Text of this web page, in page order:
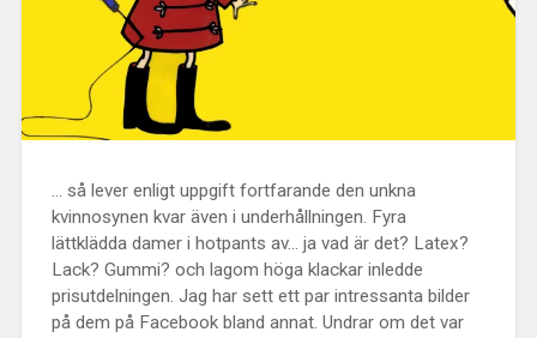
... så lever enligt uppgift fortfarande den unkna
kvinnosynen kvar även i underhållningen. Fyra
lättklädda damer i hotpants av... ja vad är det? Latex?
Lack? Gummi? och lagom höga klackar inledde
prisutdelningen. Jag har sett ett par intressanta bilder
på dem på Facebook bland annat. Undrar om det var